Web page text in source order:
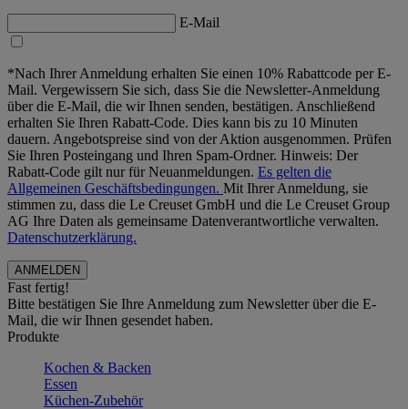
E-Mail
*Nach Ihrer Anmeldung erhalten Sie einen 10% Rabattcode per E-
Mail. Vergewissern Sie sich, dass Sie die Newsletter-Anmeldung
über die E-Mail, die wir Ihnen senden, bestätigen. Anschließend
erhalten Sie Ihren Rabatt-Code. Dies kann bis zu 10 Minuten
dauern. Angebotspreise sind von der Aktion ausgenommen. Prüfen
Sie Ihren Posteingang und Ihren Spam-Ordner. Hinweis: Der
Rabatt-Code gilt nur für Neuanmeldungen. Es gelten die
Allgemeinen Geschäftsbedingungen. Mit Ihrer Anmeldung, sie
stimmen zu, dass die Le Creuset GmbH und die Le Creuset Group
AG Ihre Daten als gemeinsame Datenverantwortliche verwalten.
Datenschutzerklärung.
Fast fertig!
Bitte bestätigen Sie Ihre Anmeldung zum Newsletter über die E-
Mail, die wir Ihnen gesendet haben.
Produkte
Kochen & Backen
Essen
Küchen-Zubehör